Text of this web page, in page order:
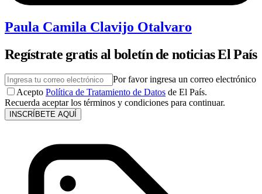
Paula Camila Clavijo Otalvaro
Regístrate gratis al boletín de noticias El País
Por favor ingresa un correo electrónico
Acepto Política de Tratamiento de Datos de El País.
Recuerda aceptar los términos y condiciones para continuar.
INSCRÍBETE AQUÍ